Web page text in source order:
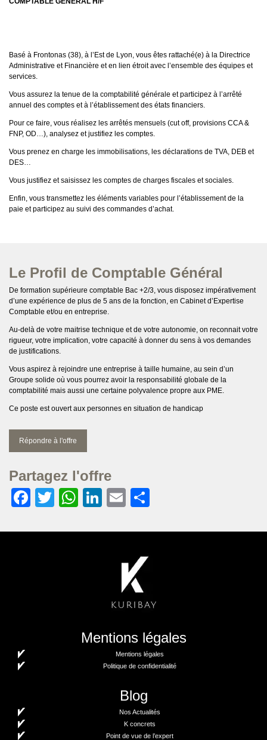
Basé à Frontonas (38), à l’Est de Lyon, vous êtes rattaché(e) à la Directrice
Administrative et Financière et en lien étroit avec l’ensemble des équipes et
services.
Vous assurez la tenue de la comptabilité générale et participez à l’arrêté
annuel des comptes et à l’établissement des états financiers.
Pour ce faire, vous réalisez les arrêtés mensuels (cut off, provisions CCA &
FNP, OD…), analysez et justifiez les comptes.
Vous prenez en charge les immobilisations, les déclarations de TVA, DEB et
DES…
Vous justifiez et saisissez les comptes de charges fiscales et sociales.
Enfin, vous transmettez les éléments variables pour l’établissement de la
paie et participez au suivi des commandes d’achat.
Le Profil de Comptable Général
De formation supérieure comptable Bac +2/3, vous disposez impérativement
d’une expérience de plus de 5 ans de la fonction, en Cabinet d’Expertise
Comptable et/ou en entreprise.
Au-delà de votre maitrise technique et de votre autonomie, on reconnait votre
rigueur, votre implication, votre capacité à donner du sens à vos demandes
de justifications.
Vous aspirez à rejoindre une entreprise à taille humaine, au sein d’un
Groupe solide où vous pourrez avoir la responsabilité globale de la
comptabilité mais aussi une certaine polyvalence propre aux PME.
Ce poste est ouvert aux personnes en situation de handicap
Répondre à l'offre
Partagez l'offre
Facebook
TwitterWhatsApp
LinkedIn
Email
Mentions légales
Mentions légales
Politique de confidentialité
Blog
Nos Actualités
K concrets
Point de vue de l’expert